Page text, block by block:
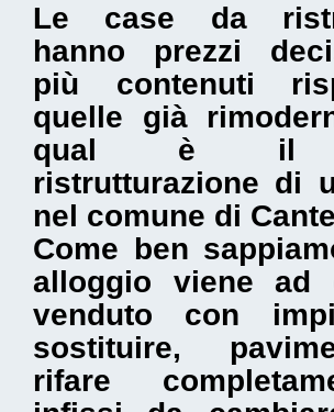
Le case da
hanno prezzi
più contenuti
quelle già
qual è
ristrutturazione di
nel comune di
Come ben
alloggio viene ad
venduto con
sostituire,
rifare